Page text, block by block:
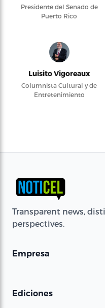
Presidente del Senado de
Puerto Rico
Luisito Vigoreaux
Columnista Cultural y de
Entretenimiento
Transparent news,
perspectives.
Empresa
Ediciones